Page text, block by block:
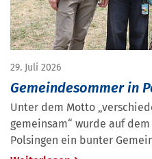
29. Juli 2026
Gemeindesommer in
Unter dem Motto
gemeinsam“ wurde auf
Polsingen ein bunter